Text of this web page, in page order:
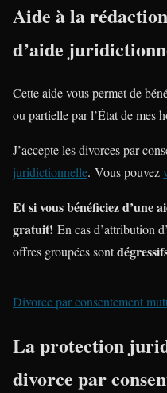
Aide à la
d’aide
Cette aide vous permet de
ou partielle par l’État de mes
J’accepte les divorces par
juridictionnelle. Vous pouvez
Et si vous bénéficiez d’une
gratuit! En cas d’attribution
offres groupées sont
Divorce par consentement
La protection
divorce par